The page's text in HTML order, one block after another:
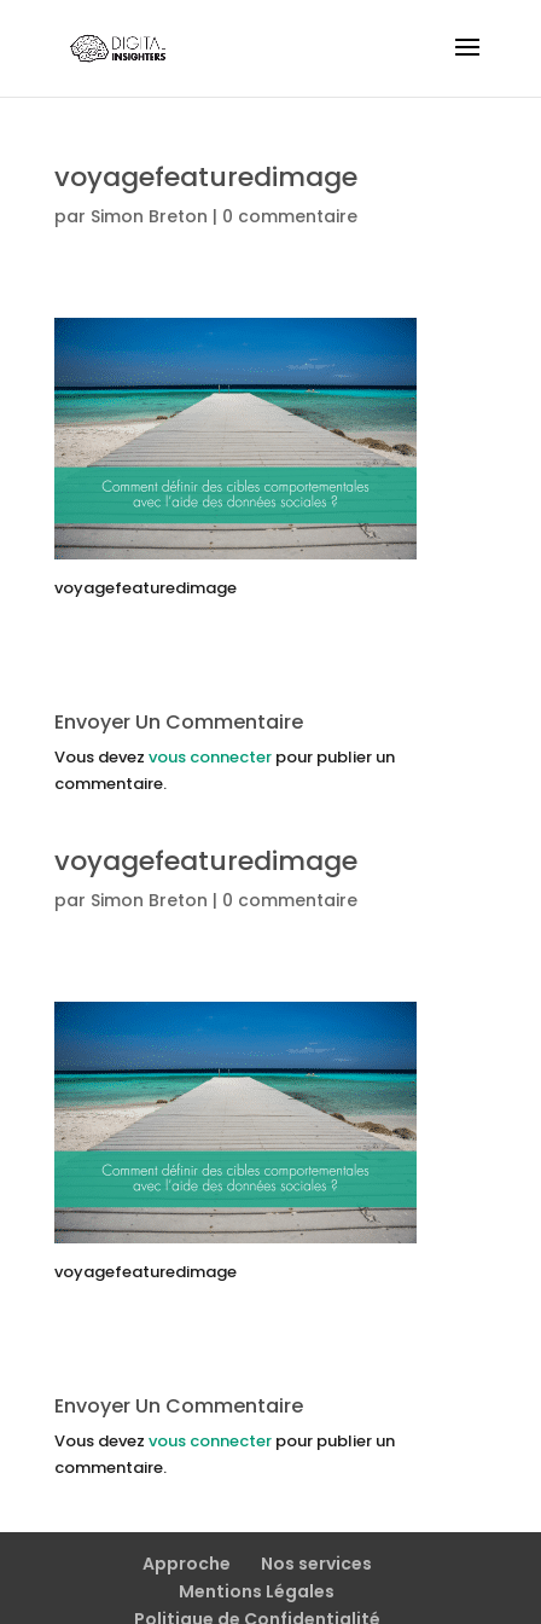
voyagefeaturedimage
par Simon Breton | 0 commentaire
voyagefeaturedimage
Envoyer Un Commentaire
Vous devez vous connecterpour publier un
commentaire.
voyagefeaturedimage
par Simon Breton | 0 commentaire
voyagefeaturedimage
Envoyer Un Commentaire
Vous devez vous connecterpour publier un
commentaire.
Approche
Nos services
Mentions Légales
Politique de Confidentialité